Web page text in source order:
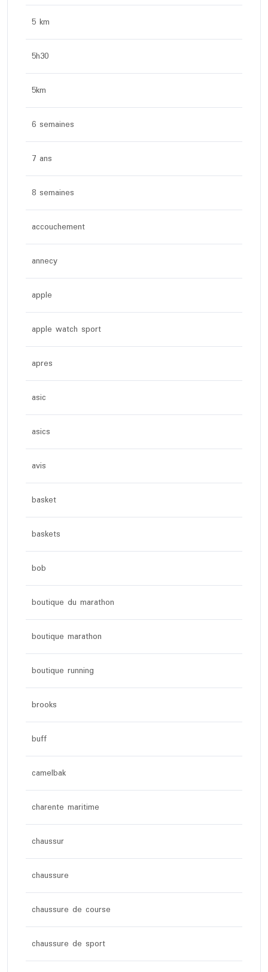
5 km
5h30
5km
6 semaines
7 ans
8 semaines
accouchement
annecy
apple
apple watch sport
apres
asic
asics
avis
basket
baskets
bob
boutique du marathon
boutique marathon
boutique running
brooks
buff
camelbak
charente maritime
chaussur
chaussure
chaussure de course
chaussure de sport